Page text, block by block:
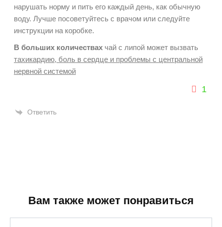
нарушать норму и пить его каждый день, как обычную
воду. Лучше посоветуйтесь с врачом или следуйте
инструкции на коробке.
В больших количествах чай с липой может вызвать
тахикардию, боль в сердце и проблемы с центральной
нервной системой
1
Ответить
Вам также может понравиться